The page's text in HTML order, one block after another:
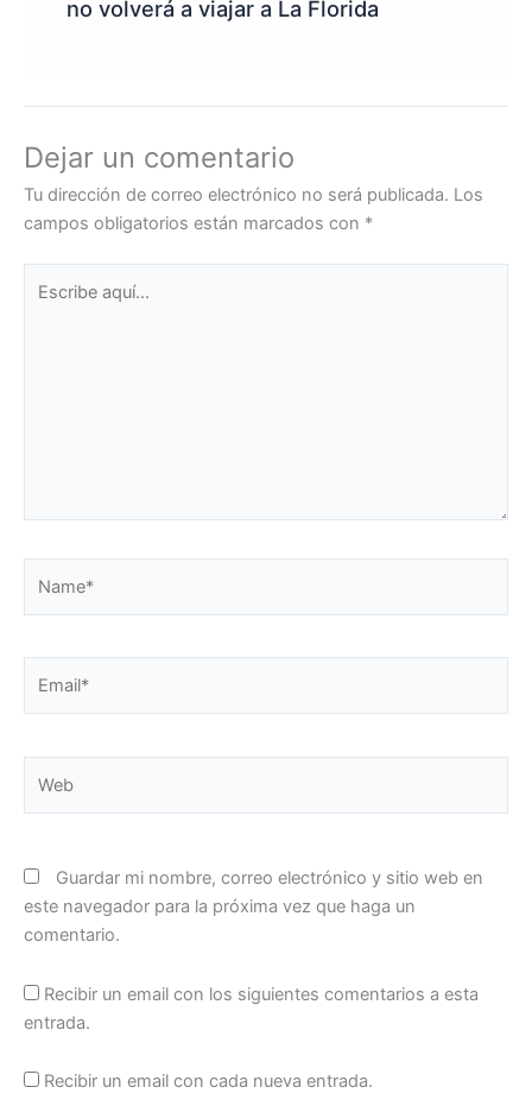
no volverá a viajar a La Florida
Dejar un comentario
Tu dirección de correo electrónico no será publicada. Los
campos obligatorios están marcados con *
aquí...
Guardar mi nombre, correo electrónico y sitio web en
este navegador para la próxima vez que haga un
comentario.
Recibir un email con los siguientes comentarios a esta
entrada.
Recibir un email con cada nueva entrada.